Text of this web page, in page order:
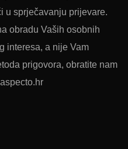
u sprječavanju prijevare.
obradu Vaših osobnih
interesa, a nije Vam
prigovora, obratite nam